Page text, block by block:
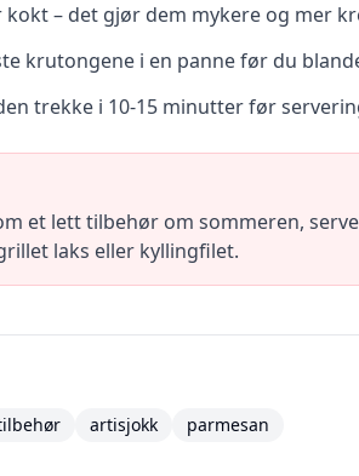
– det gjør dem mykere og mer
krutongene i en panne før du
trekke i 10-15 minutter før
et lett tilbehør om sommeren,
laks eller kyllingfilet.
artisjokk parmesan